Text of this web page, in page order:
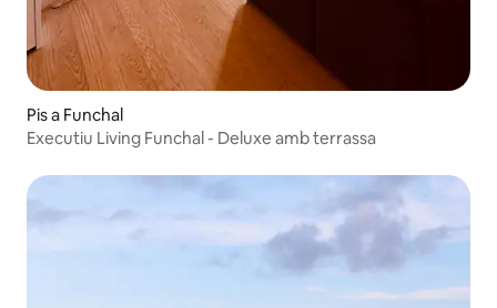
Pis a Funchal
Executiu Living Funchal - Deluxe amb terrassa